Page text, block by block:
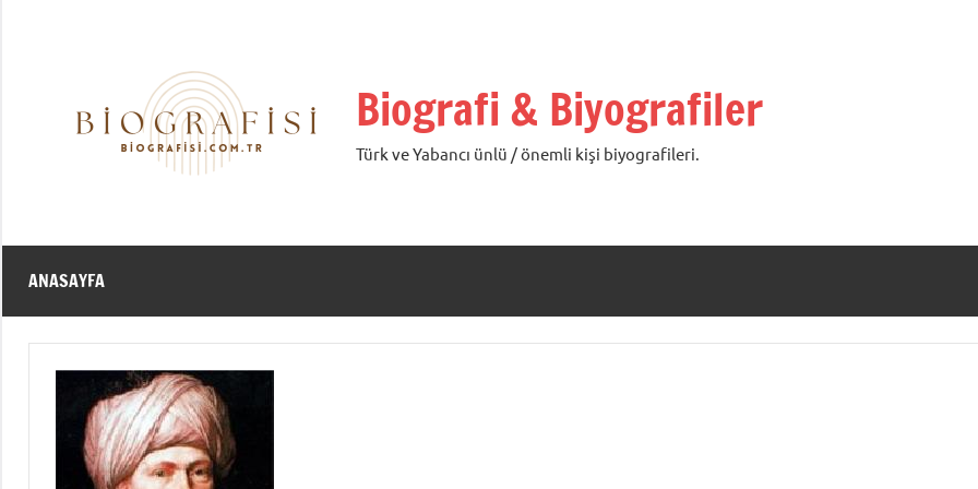
Biografi & Biyografiler
Türk ve Yabancı ünlü / önemli kişi biyografileri.
ANASAYFA